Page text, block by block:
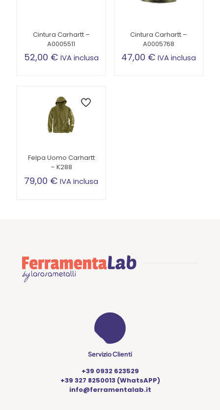
Cintura Carhartt –
A0005511
52,00 € IVA inclusa
più
varianti.
Le
opzioni
possono
scelte
nella
del
Cintura Carhartt –
A0005768
47,00 € IVA inclusa
Felpa Uomo Carhartt
– K288
79,00 € IVA inclusa
possono
essere
scelte
Servizio Clienti
+39 0932 623529
+39 327 8250013 (WhatsAPP)
info@ferramentalab.it